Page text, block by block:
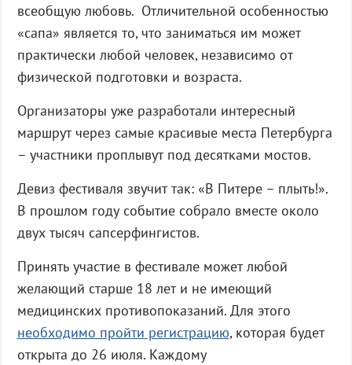
всеобщую любовь. Отличительной особенностью
«сапа» является то, что заниматься им может
практически любой человек, независимо от
физической подготовки и возраста.
Организаторы уже разработали интересный
маршрут через самые красивые места Петербурга
– участники проплывут под десятками мостов.
Девиз фестиваля звучит так: «В Питере – плыть!».
В прошлом году событие собрало вместе около
двух тысяч сапсерфингистов.
Принять участие в фестивале может любой
желающий старше 18 лет и не имеющий
медицинских противопоказаний. Для этого
необходимо пройти регистрацию, которая будет
открыта до 26 июля. Каждому